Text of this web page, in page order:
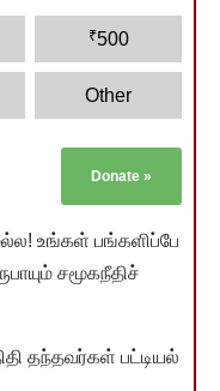
₹500
Other
Donate »
உங்கள் பங்களிப்பே
சமூகநீதிச்
தந்தவர்கள் பட்டியல்